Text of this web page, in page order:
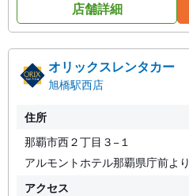
店舗詳細
オリックスレンタカー
旭橋駅西店
住所
那覇市西２丁目３−１
アルモントホテル那覇県庁前より
アクセス